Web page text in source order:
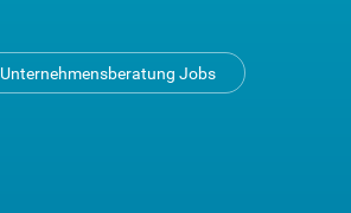
Unternehmensberatung Jobs